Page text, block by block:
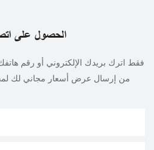
الحصول على
فقط اترك بريدك الإلكتروني أو رقم
من إرسال عرض أسعار مجاني لك